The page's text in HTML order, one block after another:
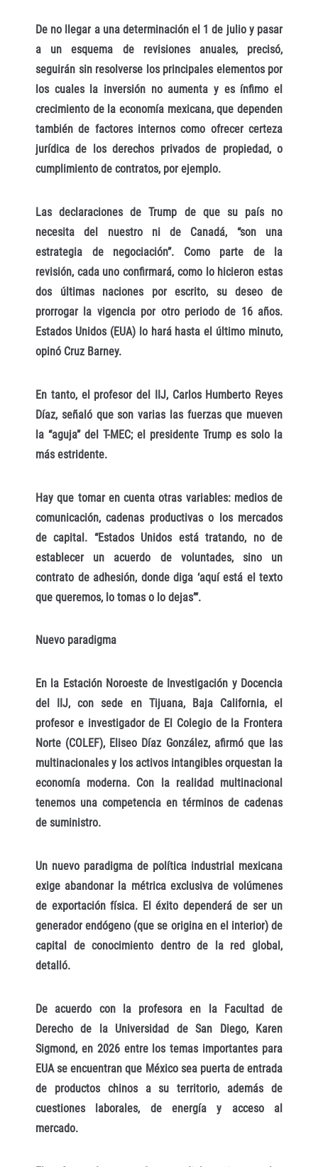
De no llegar a una determinación el 1 de julio y pasar
a un esquema de revisiones anuales, precisó,
seguirán sin resolverse los principales elementos por
los cuales la inversión no aumenta y es ínfimo el
crecimiento de la economía mexicana, que dependen
también de factores internos como ofrecer certeza
jurídica de los derechos privados de propiedad, o
cumplimiento de contratos, por ejemplo.
Las declaraciones de Trump de que su país no
necesita del nuestro ni de Canadá, “son una
estrategia de negociación”. Como parte de la
revisión, cada uno confirmará, como lo hicieron estas
dos últimas naciones por escrito, su deseo de
prorrogar la vigencia por otro periodo de 16 años.
Estados Unidos (EUA) lo hará hasta el último minuto,
opinó Cruz Barney.
En tanto, el profesor del IIJ, Carlos Humberto Reyes
Díaz, señaló que son varias las fuerzas que mueven
la “aguja” del T-MEC; el presidente Trump es solo la
más estridente.
Hay que tomar en cuenta otras variables: medios de
comunicación, cadenas productivas o los mercados
de capital. “Estados Unidos está tratando, no de
establecer un acuerdo de voluntades, sino un
contrato de adhesión, donde diga ‘aquí está el texto
que queremos, lo tomas o lo dejas’”.
Nuevo paradigma
En la Estación Noroeste de Investigación y Docencia
del IIJ, con sede en Tijuana, Baja California, el
profesor e investigador de El Colegio de la Frontera
Norte (COLEF), Eliseo Díaz González, afirmó que las
multinacionales y los activos intangibles orquestan la
economía moderna. Con la realidad multinacional
tenemos una competencia en términos de cadenas
de suministro.
Un nuevo paradigma de política industrial mexicana
exige abandonar la métrica exclusiva de volúmenes
de exportación física. El éxito dependerá de ser un
generador endógeno (que se origina en el interior) de
capital de conocimiento dentro de la red global,
detalló.
De acuerdo con la profesora en la Facultad de
Derecho de la Universidad de San Diego, Karen
Sigmond, en 2026 entre los temas importantes para
EUA se encuentran que México sea puerta de entrada
de productos chinos a su territorio, además de
cuestiones laborales, de energía y acceso al
mercado.